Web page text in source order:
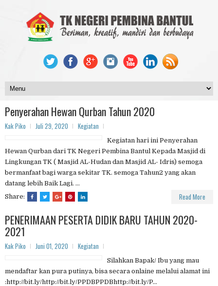
Penyerahan Hewan Qurban Tahun 2020
Kak Piko Juli 29, 2020 Kegiatan
Kegiatan hari ini Penyerahan
Hewan Qurban dari TK Negeri Pembina Bantul Kepada Masjid di
Lingkungan TK ( Masjid AL-Hudan dan Masjid AL- Idris) semoga
bermanfaat bagi warga sekitar TK. semoga Tahun2 yang akan
datang lebih Baik Lagi. ...
Share:
Read More
PENERIMAAN PESERTA DIDIK BARU TAHUN 2020-
2021
Kak Piko Juni 01, 2020 Kegiatan
Silahkan Bapak/ Ibu yang mau
mendaftar kan pura putinya, bisa secara onlaine melalui alamat ini
:http://bit.ly/http://bit.ly/PPDBPPDBhttp://bit.ly/P...